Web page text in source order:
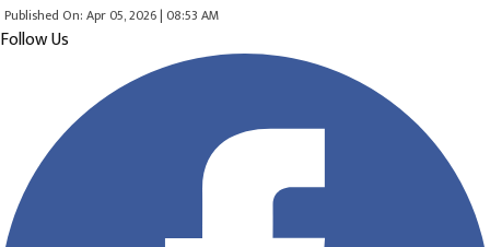
Published On: Apr 05, 2026 | 08:53 AM
Follow Us